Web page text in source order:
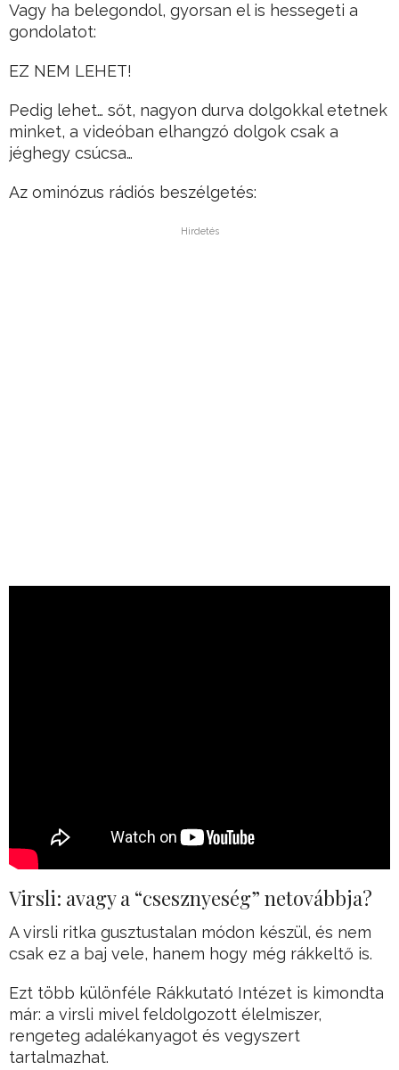
Vagy ha belegondol, gyorsan el is hessegeti a
gondolatot:
EZ NEM LEHET!
Pedig lehet… sőt, nagyon durva dolgokkal etetnek
minket, a videóban elhangzó dolgok csak a
jéghegy csúcsa…
Az ominózus rádiós beszélgetés:
Hirdetés
Virsli: avagy a “csesznyeség” netovábbja?
A virsli ritka gusztustalan módon készül, és nem
csak ez a baj vele, hanem hogy még rákkeltő is.
Ezt több különféle Rákkutató Intézet is kimondta
már: a virsli mivel feldolgozott élelmiszer,
rengeteg adalékanyagot és vegyszert
tartalmazhat.